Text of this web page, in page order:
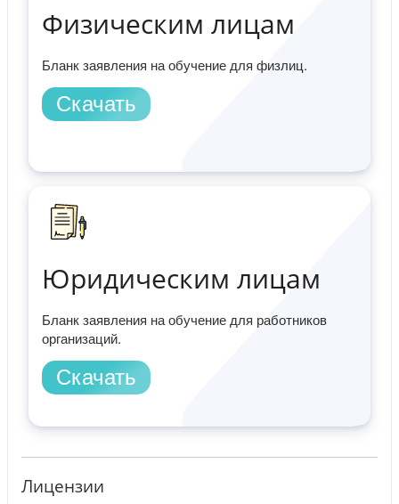
Физическим лицам
Бланк заявления на обучение для физлиц.
Скачать
Юридическим лицам
Бланк заявления на обучение для работников
организаций.
Скачать
Лицензии